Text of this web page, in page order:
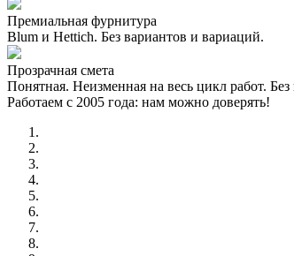
Премиальная фурнитура
Blum и Hettich. Без вариантов и вариаций.
Прозрачная смета
Понятная. Неизменная на весь цикл работ.
Работаем с 2005 года: нам можно доверять!